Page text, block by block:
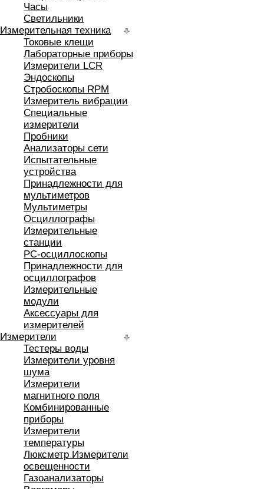
Часы
Светильники
Измерительная техника
Токовые клещи
Лабораторные приборы
Измерители LCR
Эндоскопы
Стробоскопы RPM
Измеритель вибрации
Специальные
измерители
Пробники
Анализаторы сети
Испытательные
устройства
Принадлежности для
мультиметров
Мультиметры
Осциллографы
Измерительные
станции
РС-осциллоскопы
Принадлежности для
осциллографов
Измерительные
модули
Аксессуары для
измерителей
Измерители
Тестеры воды
Измерители уровня
шума
Измерители
магнитного поля
Комбинированные
приборы
Измерители
температуры
Люксметр Измерители
освещенности
Газоанализаторы